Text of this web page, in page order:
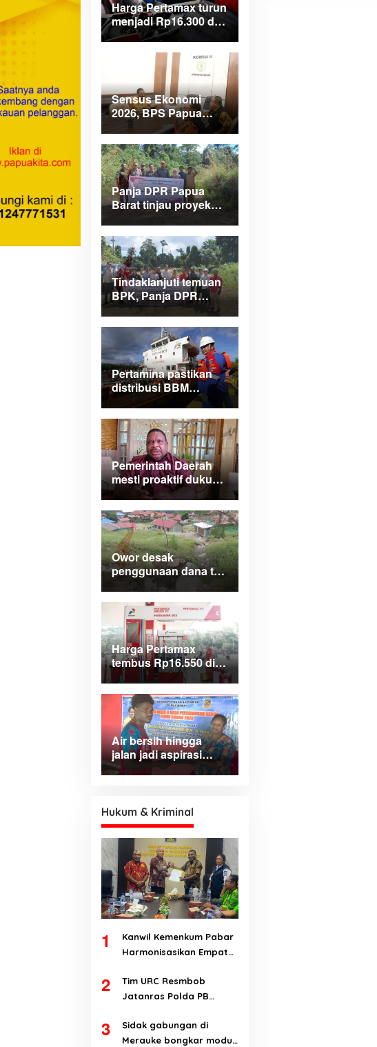
Harga Pertamax turun
menjadi Rp16.300 di
wilayah Papua
Sensus Ekonomi
2026, BPS Papua
Barat saar pimpinan
DPRPB
Panja DPR Papua
Barat tinjau proyek
dan Bintuni
Tindaklanjuti temuan
BPK, Panja DPR
Papua Barat turlap ke
tiga lokasi proyek di
Manokwari
Pertamina pastikan
distribusi BBM
normal dan lancar di
wilayah Papua
Maluku
Pemerintah Daerah
mesti proaktif dukung
legalitas
pertambangan rakyat
di Papua Barat
Owor desak
penggunaan dana tak
terduga tangani
bencana di Kampung
Coisi
Harga Pertamax
tembus Rp16.550 di
wilayah Papua
Maluku, harga
Biosolar dan Pertalite
tetap
Air bersih hingga
jalan jadi aspirasi
dominan warga Hink,
pembangunan
Hukum & Kriminal
1
Kanwil Kemenkum Pabar
Harmonisasikan Empat
Teluk Wondama
2
Tim URC Resmbob
Jatanras Polda PB
curanmor di Manokwari
3
Sidak gabungan di
Merauke bongkar modus